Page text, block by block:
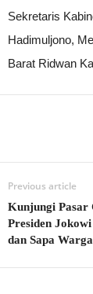
Sekretaris
Hadimuljono,
Barat Ridwan
Previous article
Kunjungi Pasar
Presiden
dan Sapa Warga